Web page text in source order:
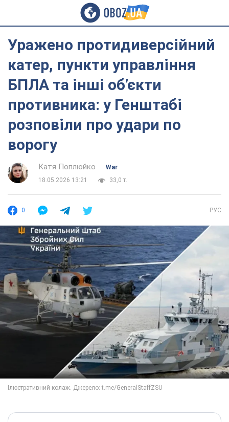
Уражено протидиверсійний
катер, пункти управління
БПЛА та інші об’єкти
противника: у Генштабі
розповіли про удари по
ворогу
Катя Поплюйко
War
18.05.2026 13:21
33,0 т.
0 РУС